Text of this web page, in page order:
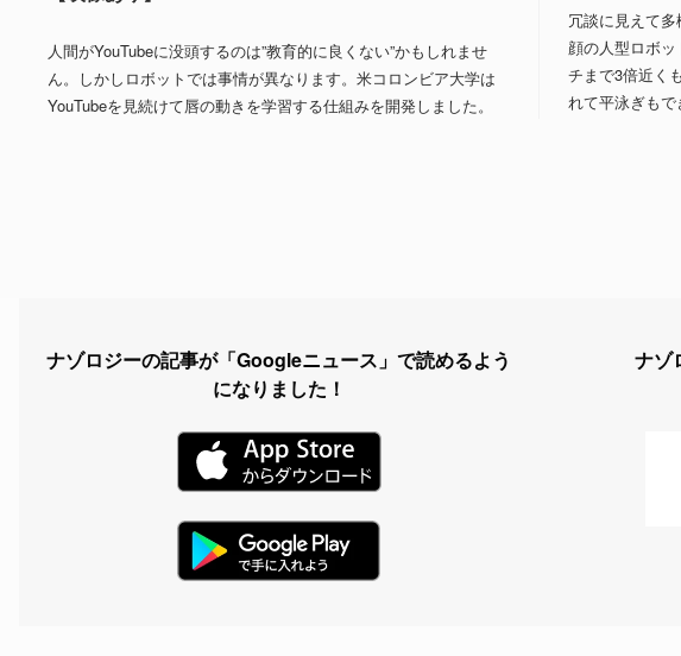
人間がYouTubeに没頭するのは”教育的に良くない”かもしれませ
ん。しかしロボットでは事情が異なります。米コロンビア大学は
YouTubeを見続けて唇の動きを学習する仕組みを開発しました。
冗談に見えて
顔の人型ロボ
チまで3倍近く
れて平泳ぎもで
ナゾロジーの記事が「Googleニュース」で読めるよう
になりました！
ナゾ